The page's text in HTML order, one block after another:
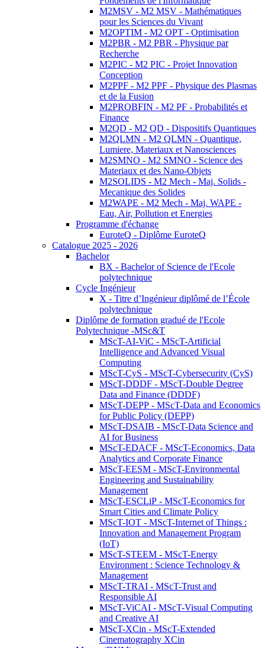
M2MSV - M2 MSV - Mathématiques
pour les Sciences du Vivant
M2OPTIM - M2 OPT - Optimisation
M2PBR - M2 PBR - Physique par
Recherche
M2PIC - M2 PIC - Projet Innovation
Conception
M2PPF - M2 PPF - Physique des Plasmas
et de la Fusion
M2PROBFIN - M2 PF - Probabilités et
Finance
M2QD - M2 QD - Dispositifs Quantiques
M2QLMN - M2 QLMN - Quantique,
Lumiere, Materiaux et Nanosciences
M2SMNO - M2 SMNO - Science des
Materiaux et des Nano-Objets
M2SOLIDS - M2 Mech - Maj. Solids -
Mecanique des Solides
M2WAPE - M2 Mech - Maj. WAPE -
Eau, Air, Pollution et Energies
Programme d'échange
EuroteQ - Diplôme EuroteQ
Catalogue 2025 - 2026
Bachelor
BX - Bachelor of Science de l'Ecole
polytechnique
Cycle Ingénieur
X - Titre d’Ingénieur diplômé de l’École
polytechnique
Diplôme de formation gradué de l'Ecole
Polytechnique -MSc&T
MScT-AI-ViC - MScT-Artificial
Intelligence and Advanced Visual
Computing
MScT-CyS - MScT-Cybersecurity (CyS)
MScT-DDDF - MScT-Double Degree
Data and Finance (DDDF)
MScT-DEPP - MScT-Data and Economics
for Public Policy (DEPP)
MScT-DSAIB - MScT-Data Science and
AI for Business
MScT-EDACF - MScT-Economics, Data
Analytics and Corporate Finance
MScT-EESM - MScT-Environmental
Engineering and Sustainability
Management
MScT-ESCLiP - MScT-Economics for
Smart Cities and Climate Policy
MScT-IOT - MScT-Internet of Things :
Innovation and Management Program
(IoT)
MScT-STEEM - MScT-Energy
Environment : Science Technology &
Management
MScT-TRAI - MScT-Trust and
Responsible AI
MScT-ViCAI - MScT-Visual Computing
and Creative AI
MScT-XCin - MScT-Extended
Cinematography XCin